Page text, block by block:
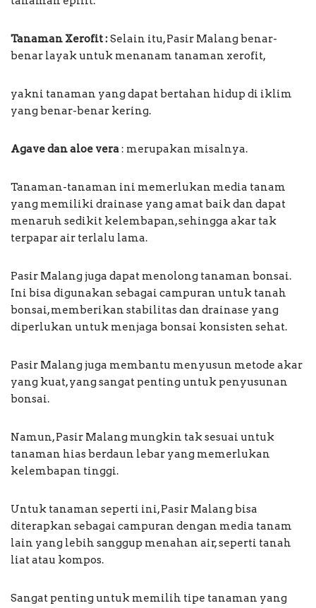
Tanaman Xerofit :Selain itu, Pasir Malang benar-
benar layak untuk menanam tanaman xerofit,
yakni tanaman yang dapat bertahan hidup di iklim
yang benar-benar kering.
Agave dan aloe vera: merupakan misalnya.
Tanaman-tanaman ini memerlukan media tanam
yang memiliki drainase yang amat baik dan dapat
menaruh sedikit kelembapan, sehingga akar tak
terpapar air terlalu lama.
Pasir Malang juga dapat menolong tanaman bonsai.
Ini bisa digunakan sebagai campuran untuk tanah
bonsai, memberikan stabilitas dan drainase yang
diperlukan untuk menjaga bonsai konsisten sehat.
Pasir Malang juga membantu menyusun metode akar
yang kuat, yang sangat penting untuk penyusunan
bonsai.
Namun, Pasir Malang mungkin tak sesuai untuk
tanaman hias berdaun lebar yang memerlukan
kelembapan tinggi.
Untuk tanaman seperti ini, Pasir Malang bisa
diterapkan sebagai campuran dengan media tanam
lain yang lebih sanggup menahan air, seperti tanah
liat atau kompos.
Sangat penting untuk memilih tipe tanaman yang